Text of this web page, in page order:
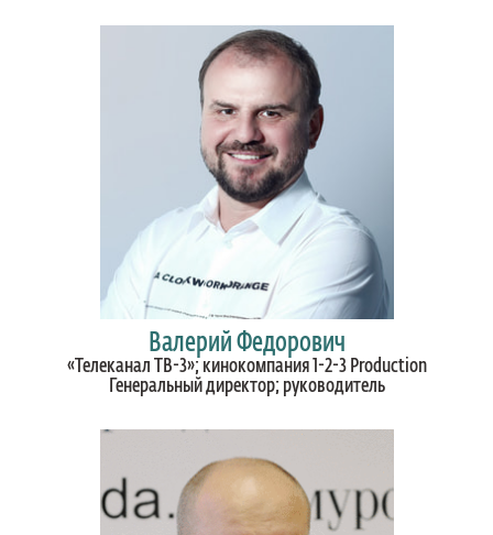
Валерий Федорович
«Телеканал ТВ-3»; кинокомпания 1-2-3 Production
Генеральный директор; руководитель